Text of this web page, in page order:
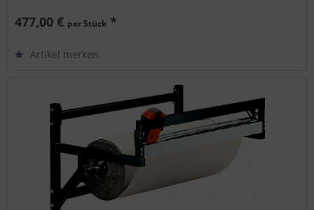
477,00 € per Stück *
Artikel merken